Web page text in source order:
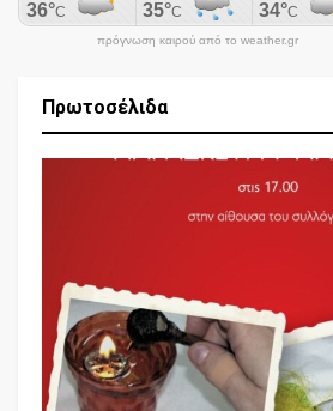
πρόγνωση καιρού από το weather.gr
Πρωτοσέλιδα